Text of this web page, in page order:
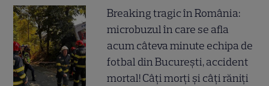
Breaking tragic în România:
microbuzul în care se afla
acum câteva minute echipa de
fotbal din București, accident
mortal! Câți morți și câți răniți